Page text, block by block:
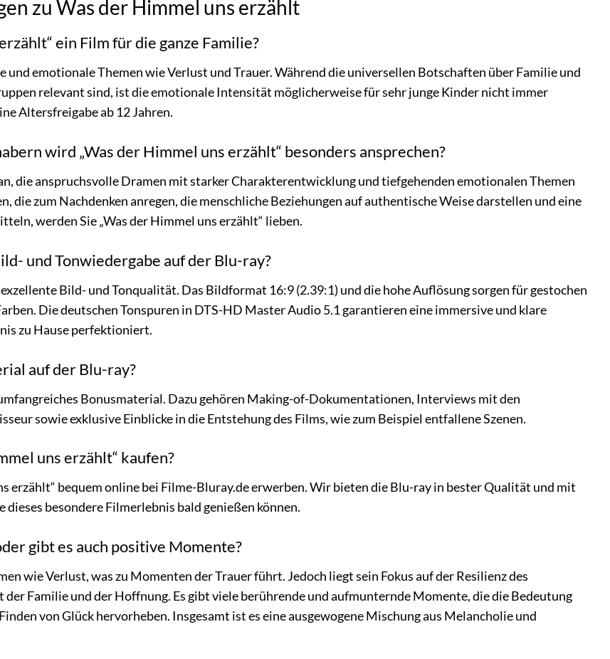
zu Was der Himmel uns erzählt
ein Film für die ganze Familie?
emotionale Themen wie Verlust und Trauer. Während die universellen Botschaften über Familie und
relevant sind, ist die emotionale Intensität möglicherweise für sehr junge Kinder nicht immer
Altersfreigabe ab 12 Jahren.
wird „Was der Himmel uns erzählt“ besonders ansprechen?
die anspruchsvolle Dramen mit starker Charakterentwicklung und tiefgehenden emotionalen Themen
die zum Nachdenken anregen, die menschliche Beziehungen auf authentische Weise darstellen und eine
werden Sie „Was der Himmel uns erzählt“ lieben.
und Tonwiedergabe auf der Blu-ray?
Bild- und Tonqualität. Das Bildformat 16:9 (2.39:1) und die hohe Auflösung sorgen für gestochen
Die deutschen Tonspuren in DTS-HD Master Audio 5.1 garantieren eine immersive und klare
zu Hause perfektioniert.
auf der Blu-ray?
Bonusmaterial. Dazu gehören Making-of-Dokumentationen, Interviews mit den
sowie exklusive Einblicke in die Entstehung des Films, wie zum Beispiel entfallene Szenen.
uns erzählt“ kaufen?
erzählt“ bequem online bei Filme-Bluray.de erwerben. Wir bieten die Blu-ray in bester Qualität und mit
dieses besondere Filmerlebnis bald genießen können.
gibt es auch positive Momente?
wie Verlust, was zu Momenten der Trauer führt. Jedoch liegt sein Fokus auf der Resilienz des
der Familie und der Hoffnung. Es gibt viele berührende und aufmunternde Momente, die die Bedeutung
von Glück hervorheben. Insgesamt ist es eine ausgewogene Mischung aus Melancholie und